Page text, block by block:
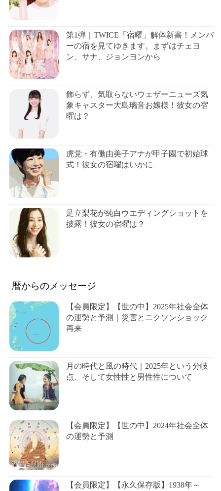
第1弾｜TWICE「宿曜」解体新書！メンバ
ーの宿を見てゆきます。まずはチェヨ
ン、サナ、ジョンヨンから
飾らず、気取らないウェザーニューズ気
象キャスター大島璃音お嬢様！彼女の宿
曜は？
虎党・有働由美子アナが甲子園で初始球
式！彼女の宿曜はいかに
足立梨花が純白ウエディングショットを
披露！彼女の宿曜は？
暦からのメッセージ
【会員限定】【世の中】2025年社会全体
の運勢と予測｜災害とニクソンショック
再来
月の時代と風の時代｜2025年という分岐
点、そして女性性と男性性について
【会員限定】【世の中】2024年社会全体
の運勢と予測
【会員限定】【永久保存版】1938年～